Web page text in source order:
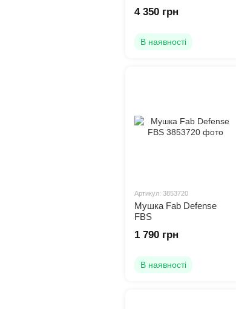
без труби
4 350 грн
В наявності
Артикул: 3853720
Мушка Fab Defense
FBS
1 790 грн
В наявності